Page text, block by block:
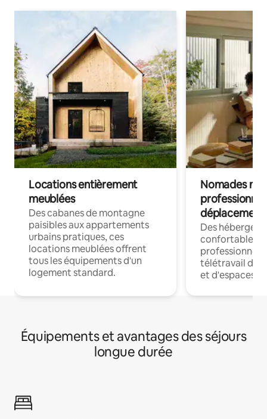
Locations entièrement
meublées
Des cabanes de montagne
paisibles aux appartements
urbains pratiques, ces
locations meublées offrent
tous les équipements d'un
logement standard.
Nomades
déplacement
Des
confortables
professionnels
télétravail
et d'espaces
Équipements et avantages des séjours
longue durée